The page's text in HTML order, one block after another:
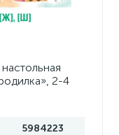
2-4
5984223